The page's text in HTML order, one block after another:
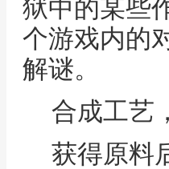
狱中的某些
个游戏内的
解谜。
合成工艺
获得原料